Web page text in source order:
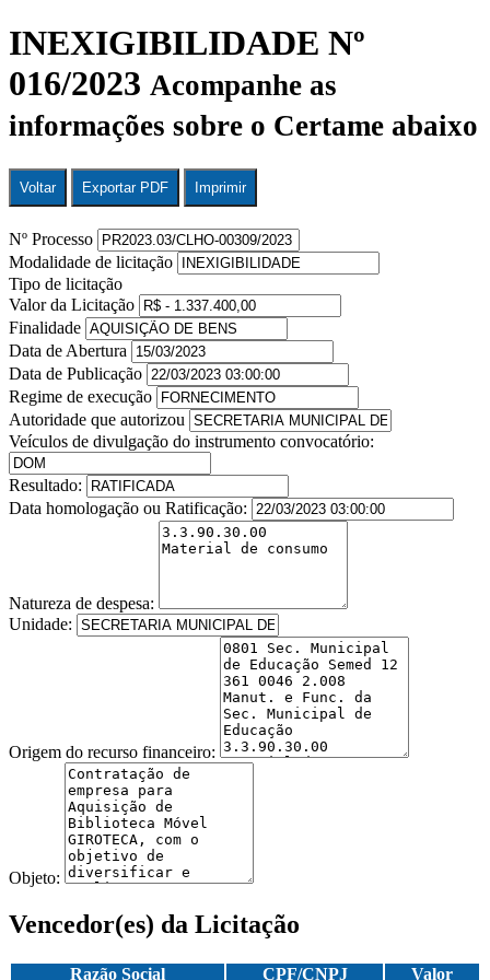
INEXIGIBILIDADE Nº
016/2023 Acompanhe as
informações sobre o Certame abaixo
Voltar Exportar PDF Imprimir
Nº Processo
Modalidade de licitação
Tipo de licitação
Valor da Licitação
Finalidade
Data de Abertura
Data de Publicação
Regime de execução
Autoridade que autorizou
Veículos de divulgação do instrumento convocatório:
Resultado:
Data homologação ou Ratificação:
Natureza de despesa:
Unidade:
Origem do recurso financeiro:
Objeto:
Vencedor(es) da Licitação
Razão Social CPF/CNPJ Valor